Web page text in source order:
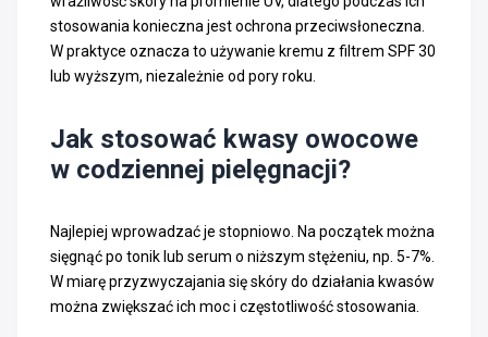
stosowania konieczna jest ochrona przeciwsłoneczna.
W praktyce oznacza to używanie kremu z filtrem SPF 30
lub wyższym, niezależnie od pory roku.
Jak stosować kwasy owocowe
w codziennej pielęgnacji?
Najlepiej wprowadzać je stopniowo. Na początek można
sięgnąć po tonik lub serum o niższym stężeniu, np. 5-7%.
W miarę przyzwyczajania się skóry do działania kwasów
można zwiększać ich moc i częstotliwość stosowania.